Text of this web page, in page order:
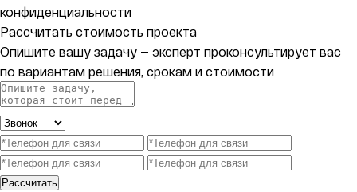
конфиденциальности
Рассчитать стоимость проекта
Опишите вашу задачу — эксперт проконсультирует вас
по вариантам решения, срокам и стоимости
Рассчитать